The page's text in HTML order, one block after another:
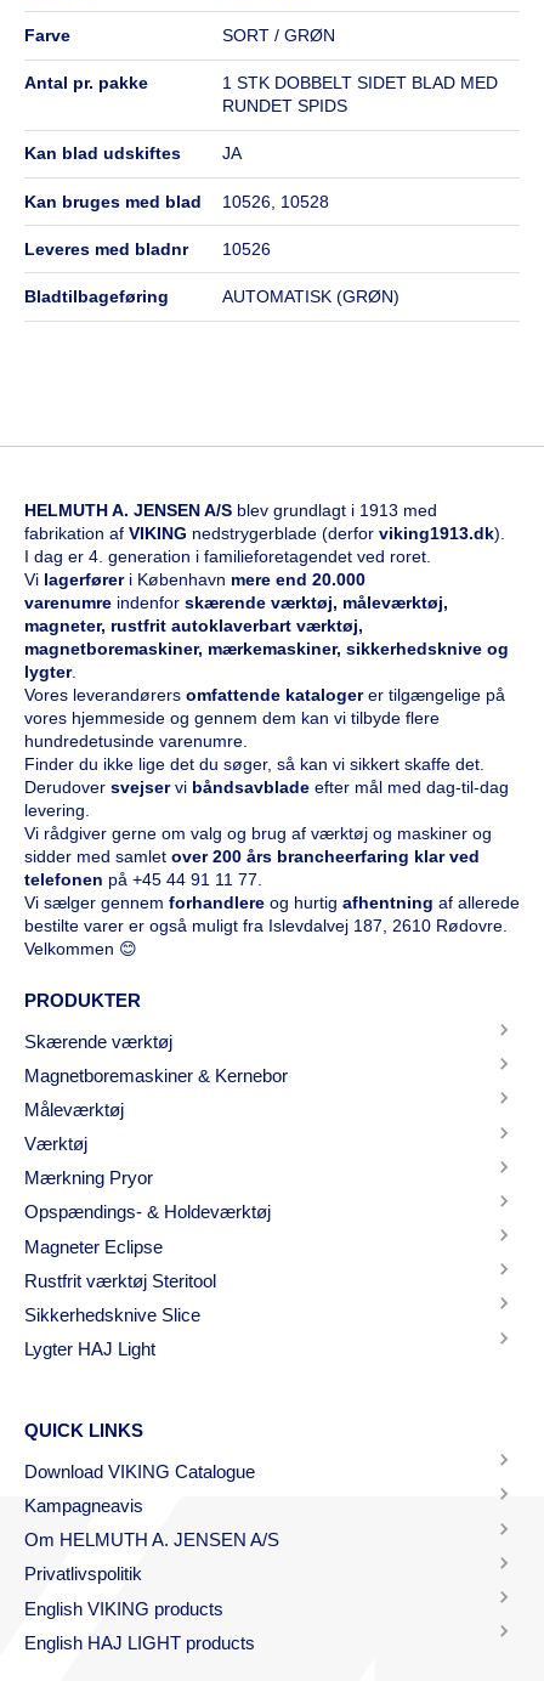
farve SORT / GRØN
antal pr. pakke
1 STK DOBBELT SIDET BLAD MED
RUNDET SPIDS
kan blad udskiftes JA
kan bruges med blad 10526, 10528
leveres med bladnr 10526
bladtilbageføring AUTOMATISK (GRØN)
HELMUTH A. JENSEN A/S blev grundlagt i 1913 med
fabrikation af VIKING nedstrygerblade (derfor viking1913.dk).
I dag er 4. generation i familieforetagendet ved roret.
Vi lagerfører i København mere end 20.000
varenumre indenfor skærende værktøj, måleværktøj,
magneter, rustfrit autoklaverbart værktøj,
magnetboremaskiner, mærkemaskiner, sikkerhedsknive og
lygter.
Vores leverandørers omfattende katalogerer tilgængelige på
vores hjemmeside og gennem dem kan vi tilbyde flere
hundredetusinde varenumre.
Finder du ikke lige det du søger, så kan vi sikkert skaffe det.
Derudover svejservi båndsavblade efter mål med dag-til-dag
levering.
Vi rådgiver gerne om valg og brug af værktøj og maskiner og
sidder med samlet over 200 års brancheerfaring klar ved
telefonen på +45 44 91 11 77
Vi sælger gennem forhandlere og hurtig afhentning af allerede
bestilte varer er også muligt fra Islevdalvej 187, 2610 Rødovre.
Velkommen 😊
PRODUKTER
Skærende værktøj
Magnetboremaskiner & Kernebor
Måleværktøj
Værktøj
Mærkning Pryor
Opspændings- & Holdeværktøj
Magneter Eclipse
Rustfrit værktøj Steritool
Sikkerhedsknive Slice
Lygter HAJ Light
QUICK LINKS
Download VIKING Catalogue
Kampagneavis
Om HELMUTH A. JENSEN A/S
Privatlivspolitik
English VIKING products
English HAJ LIGHT products